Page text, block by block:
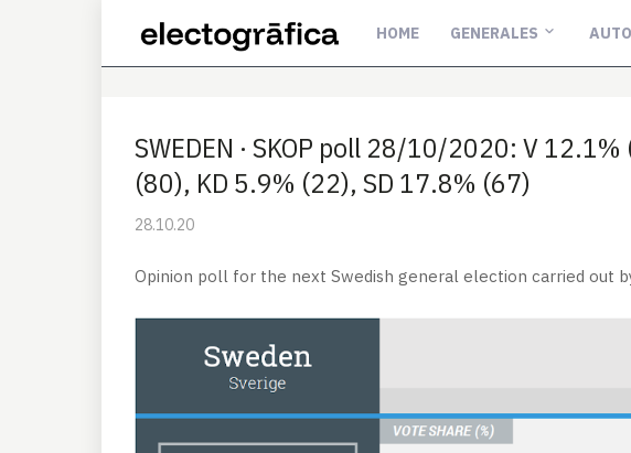
HOME GENERALES
SWEDEN · SKOP poll 28/10/2020: V
(80), KD 5.9% (22), SD 17.8% (67)
28.10.20
Opinion poll for the next Swedish general election carried out